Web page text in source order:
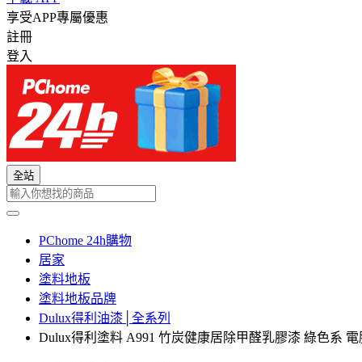
享受APP專屬優惠
註冊
登入
全站
PChome 24h購物
居家
塗料地板
塗料地板品牌
Dulux得利油漆│全系列
Dulux得利塗料 A991 竹炭健康居除甲醛乳膠漆 綠色系